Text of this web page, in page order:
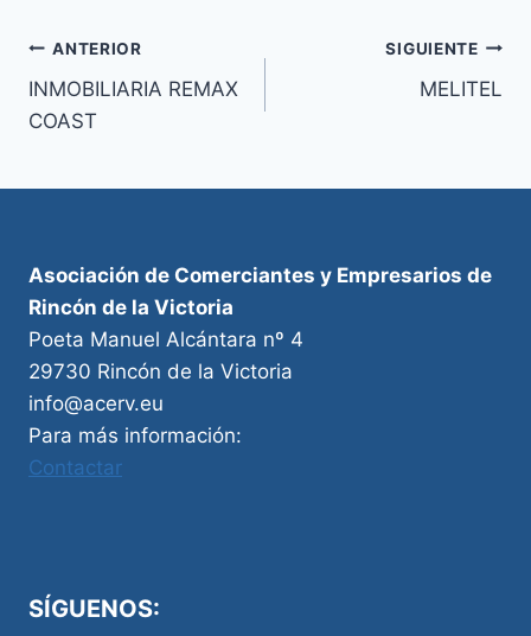
Navegación
de
ANTERIOR
INMOBILIARIA REMAX
COAST
SIGUIENTE
MELITEL
Asociación de Comerciantes y Empresarios de
Rincón de la Victoria
Poeta Manuel Alcántara nº 4
29730 Rincón de la Victoria
info@acerv.eu
Para más información:
Contactar
SÍGUENOS: